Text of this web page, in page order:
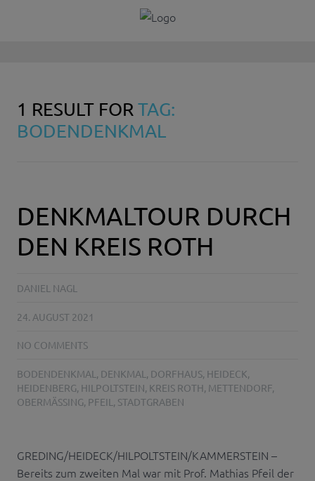
1 RESULT FORTAG:
BODENDENKMAL
DENKMALTOUR DURCH
DEN KREIS ROTH
DANIEL NAGL
24. AUGUST 2021
NO COMMENTS
BODENDENKMAL , DENKMAL , DORFHAUS, HEIDECK,
HEIDENBERG, HILPOLTSTEIN, KREIS ROTH, METTENDORF,
OBERMÄSSING, PFEIL , STADTGRABEN
GREDING/HEIDECK/HILPOLTSTEIN/KAMMERSTEIN –
Bereits zum zweiten Mal war mit Prof. Mathias Pfeil der